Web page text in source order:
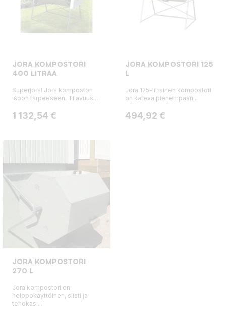
JORA KOMPOSTORI
400 LITRAA
Superjora! Jora kompostori
isoon tarpeeseen. Tilavuus...
Hinta
1 132,54 €
JORA KOMPOSTORI 125
L
Jora 125-litrainen kompostori
on kätevä pienempään...
Hinta
494,92 €
JORA KOMPOSTORI
270 L
Jora kompostori on
helppokäyttöinen, siisti ja
tehokas....